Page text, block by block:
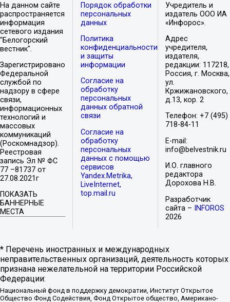
На данном сайте
распространяется
информация
сетевого издания
"Белогорский
вестник".
Зарегистрировано
Федеральной
службой по
надзору в сфере
связи,
информационных
технологий и
массовых
коммуникаций
(Роскомнадзор).
Реестровая
запись Эл № ФС
77 –81737 от
27.08.2021г
ПОКАЗАТЬ
БАННЕРНЫЕ
МЕСТА
Порядок обработки
персональных
данных
Политика
конфиденциальности
и защиты
информации
Согласие на
обработку
персональных
данных обратной
связи
Согласие на
обработку
персональных
данных с помощью
сервисов
Yandex.Metrika,
LiveInternet,
top.mail.ru
Учредитель и
издатель ООО ИА
«Инфорос».
Адрес
учредителя,
издателя,
редакции: 117218,
Россия, г. Москва,
ул.
Кржижановского,
д.13, кор. 2
Телефон: +7 (495)
718-84-11
E-mail:
info@belvestnik.ru
И.О. главного
редактора
Дорохова Н.В.
Разработчик
сайта –
INFOROS
2026
* Перечень иностранных и международных
неправительственных организаций, деятельность которых
признана нежелательной на территории Российской
Федерации:
Национальный фонд в поддержку демократии, Институт Открытое
Общество Фонд Содействия, Фонд Открытое общество, Американо-